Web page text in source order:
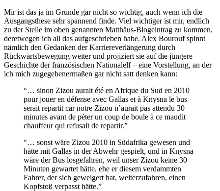
Mir ist das ja im Grunde gar nicht so wichtig, auch wenn ich die
Ausgangsthese sehr spannend finde. Viel wichtiger ist mir, endlich
zu der Stelle im oben genannten Matthäus-Blogeintrag zu kommen,
deretwegen ich all das aufgeschrieben habe. Alex Bourouf spinnt
nämlich den Gedanken der Karriereverlängerung durch
Rückwärtsbewegung weiter und projiziert sie auf die jüngere
Geschichte der französischen Nationalelf – eine Vorstellung, an der
ich mich zugegebenermaßen gar nicht satt denken kann:
“… sinon Zizou aurait été en Afrique du Sud en 2010
pour jouer en défense avec Gallas et à Knysna le bus
serait repartit car notre Zizou n’aurait pas attendu 30
minutes avant de péter un coup de boule à ce maudit
chauffeur qui refusait de repartir.”
“… sonst wäre Zizou 2010 in Südafrika gewesen und
hätte mit Gallas in der Abwehr gespielt, und in Knysna
wäre der Bus losgefahren, weil unser Zizou keine 30
Minuten gewartet hätte, ehe er diesem verdammten
Fahrer, der sich geweigert hat, weiterzufahren, einen
Kopfstoß verpasst hätte.”